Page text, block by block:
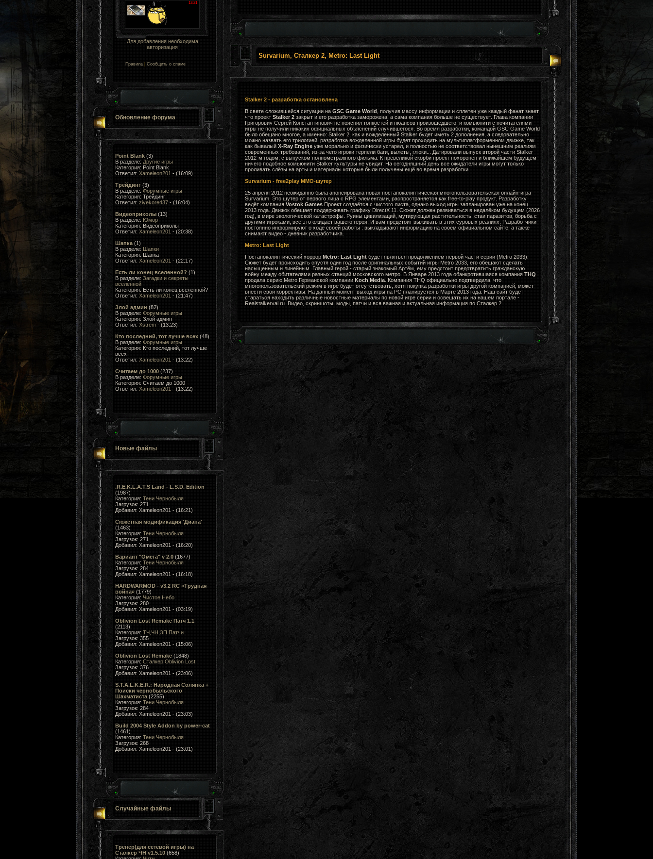
Для добавления необходима
авторизация
Правила| Сообщить о спаме
Обновление форума
Point Blank(3)
В разделе: Другие игры
Категория: Point Blank
Ответил: Xameleon201 - (16:09)
Трейдинг(3)
В разделе: Форумные игры
Категория: Трейдинг
Ответил: ziyekore437- (16:04)
Видеоприколы(13)
В разделе: Юмор
Категория: Видеоприколы
Ответил: Xameleon201 - (20:38)
Шапка(1)
В разделе: Шапки
Категория: Шапка
Ответил: Xameleon201 - (22:17)
Есть ли конец вселенной? (1)
В разделе: Загадки и секреты
вселенной
Категория: Есть ли конец вселенной?
Ответил: Xameleon201 - (21:47)
Злой админ (82)
В разделе: Форумные игры
Категория: Злой админ
Ответил: Xstrem- (13:23)
Кто последний, тот лучше всеx(48)
В разделе: Форумные игры
Категория: Кто последний, тот лучше
всеx
Ответил: Xameleon201 - (13:22)
Считаем до 1000(237)
В разделе: Форумные игры
Категория: Считаем до 1000
Ответил: Xameleon201 - (13:22)
Новые файлы
.R.E.K.L.A.T.S Land - L.S.D. Edition
(1987)
Категория: Тени Чернобыля
Загрузок: 271
Добавил: Xameleon201 - (16:21)
Сюжетная модификация 'Диана'
(1463)
Категория: Тени Чернобыля
Загрузок: 271
Добавил: Xameleon201 - (16:20)
Вариант "Омега" v 2.0(1677)
Категория: Тени Чернобыля
Загрузок: 284
Добавил: Xameleon201 - (16:18)
HARDWARMOD - v3.2 RC «Трудная
война»(1779)
Категория: Чистое Небо
Загрузок: 280
Добавил: Xameleon201 - (03:19)
Oblivion Lost Remake Патч 1.1
(2113)
Категория: ТЧ,ЧН,ЗП Патчи
Загрузок: 355
Добавил: Xameleon201 - (15:06)
Oblivion Lost Remake(1848)
Категория: Сталкер Oblivion Lost
Загрузок: 376
Добавил: Xameleon201 - (23:06)
S.T.A.L.K.E.R.: Народная Солянка +
Поиски чернобыльского
Шахматиста(2255)
Категория: Тени Чернобыля
Загрузок: 284
Добавил: Xameleon201 - (23:03)
Build 2004 Style Addon by power-cat
(1461)
Категория: Тени Чернобыля
Загрузок: 268
Добавил: Xameleon201 - (23:01)
Случайные файлы
Тренер(для сетевой игры) на
Сталкер ЧН v1.5.10(658)
Survarium, Сталкер 2, Metro: Last Light
Stalker 2 - разработка остановлена
В свете сложившейся ситуации на GSC Game World , получив массу информации и сплетен уже каждый фанат знает,
что проект Stalker 2закрыт и его разработка заморожена, а сама компания больше не существует. Глава компании
Григорович Сергей Константинович не пояснил тонкостей и нюансов произошедшего, и комьюнити с почитателями
игры не получили никаких официальных объяснений случившегося. Во время разработки, командой GSC Game World
было обещано многое, а именно: Stalker 2, как и вожделенный Stalker будет иметь 2 дополнения, а следовательно
можно назвать его трилогией; разработка вожделенной игры будет проходить на мультиплатформенном движке, так
как бывалый X-Ray Engineуже морально и физически устарел, и полностью не соответствовал нынешним реалиям
современных требований, из-за чего игроки терпели баги, вылеты, глюки... Датировали выпуск второй части Stalker
2012-м годом, с выпуском полнометражного фильма. К превеликой скорби проект похоронен и ближайшем будущем
ничего подобное комьюнити Stalker культуры не увидит. На сегодняшний день все ожидатели игры могут только
проливать слёзы на арты и материалы которые были получены ещё во время разработки.
Survarium - free2play MMO-шутер
25 апреля 2012 неожиданно была анонсирована новая постапокалиптическая многопользовательская онлайн-игра
Survarium. Это шутер от первого лица с RPG элементами, распространяется как free-to-play продукт. Разработку
ведёт компания Vostok GamesПроект создаётся с чистого листа, однако выход игры запланирован уже на конец
2013 года. Движок обещает поддерживать графику DirectX 11. Сюжет должен развиваться в недалёком будущем (2026
год), в мире экологической катастрофы. Руины цивилизаций, мутирующая растительность, стаи паразитов, борьба с
другими игроками, всё это ожидает вашего героя. И вам предстоит выживать в этих суровых реалиях. Разработчики
постоянно информируют о ходе своей работы : выкладывают информацию на своём официальном сайте, а также
снимают видео - дневник разработчика.
Metro: Last Light
Постапокалиптический хоррор Metro: Last Lightбудет являться продолжением первой части серии (Metro 2033).
Сюжет будет происходить спустя один год после оригинальных событий игры Metro 2033, его обещают сделать
насыщенным и линейным. Главный герой - старый знакомый Артём, ему предстоит предотвратить гражданскую
войну между обитателями разных станций московского метро. В Январе 2013 года обанкротившаяся компания THQ
продала серию Metro Германской компании Koch Media. Компания THQ официально подтвердила, что
многопользовательский режим в игре будет отсутствовать, хотя покупка разработки игры другой компанией, может
внести свои коррективы. На данный момент выход игры на PC планируется в Марте 2013 года. Наш сайт будет
стараться находить различные новостные материалы по новой игре серии и освещать их на нашем портале -
Realstalkerval.ru. Видео, скриншоты, моды, патчи и вся важная и актуальная информация по Сталкер 2.